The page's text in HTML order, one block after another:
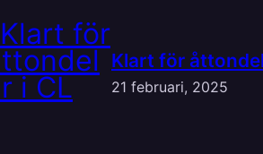
Klart för
21 februari, 2025